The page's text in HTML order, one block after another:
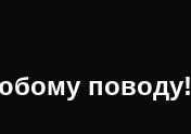
поводу!